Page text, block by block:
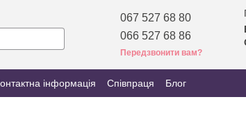
067 527 68 80
066 527 68 86
Передзвонити вам?
інформація Співпраця Блог